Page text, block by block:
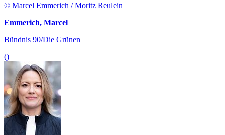
© Marcel Emmerich / Moritz Reulein
Emmerich, Marcel
Bündnis 90/Die Grünen
()